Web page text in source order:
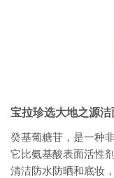
宝拉珍选大地之源洁
癸基葡糖苷，是一种
它比氨基酸表面活性
清洁防水防晒和底妆